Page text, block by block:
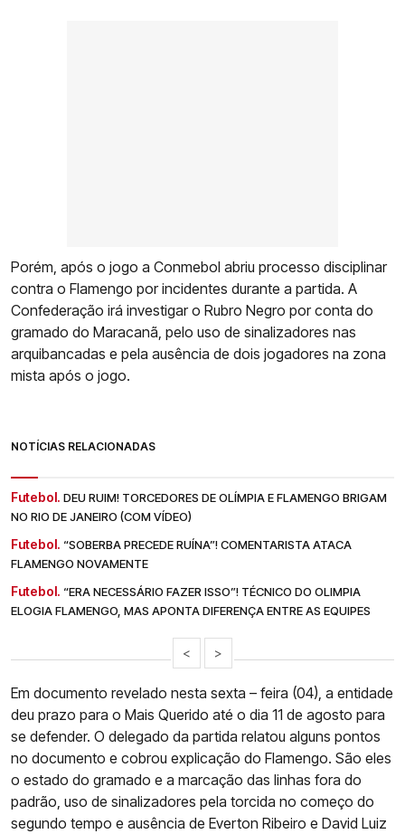
Porém, após o jogo a Conmebol abriu processo disciplinar
contra o Flamengo por incidentes durante a partida. A
Confederação irá investigar o Rubro Negro por conta do
gramado do Maracanã, pelo uso de sinalizadores nas
arquibancadas e pela ausência de dois jogadores na zona
mista após o jogo.
NOTÍCIAS RELACIONADAS
Futebol. DEU RUIM! TORCEDORES DE OLÍMPIA E FLAMENGO BRIGAM
NO RIO DE JANEIRO (COM VÍDEO)
Futebol. “SOBERBA PRECEDE RUÍNA”! COMENTARISTA ATACA
FLAMENGO NOVAMENTE
Futebol. “ERA NECESSÁRIO FAZER ISSO”! TÉCNICO DO OLIMPIA
ELOGIA FLAMENGO, MAS APONTA DIFERENÇA ENTRE AS EQUIPES
< >
Em documento revelado nesta sexta – feira (04), a entidade
deu prazo para o Mais Querido até o dia 11 de agosto para
se defender. O delegado da partida relatou alguns pontos
no documento e cobrou explicação do Flamengo. São eles
o estado do gramado e a marcação das linhas fora do
padrão, uso de sinalizadores pela torcida no começo do
segundo tempo e ausência de Everton Ribeiro e David Luiz